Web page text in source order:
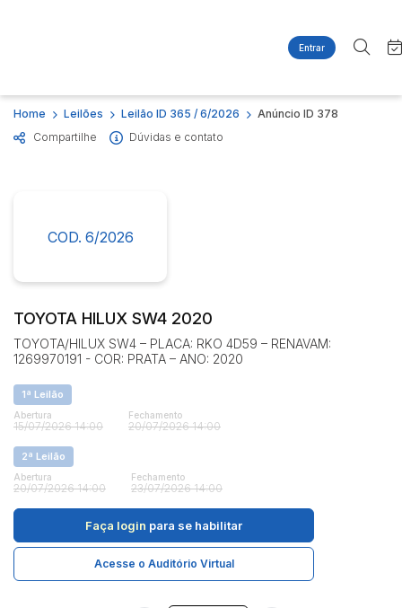
Entrar
Site
Agenda
Quem Somos
Imóveis
Casas
Ponto Comercial
Terreno
Busca por palavra-chave
Estados
Judiciais Extrajudiciais
R$
Home Leilões Leilão ID 365 / 6/2026
Anúncio ID 378
Compartilhe
Dúvidas e contato
COD. 6/2026
TOYOTA HILUX SW4 2020
TOYOTA/HILUX SW4 – PLACA: RKO 4D59 – RENAVAM:
1269970191 - COR: PRATA – ANO: 2020
1ª Leilão
Abertura
15/07/2026 14:00
Fechamento
20/07/2026 14:00
2ª Leilão
Abertura
20/07/2026 14:00
Fechamento
23/07/2026 14:00
Faça login para se habilitar
Acesse o Auditório Virtual